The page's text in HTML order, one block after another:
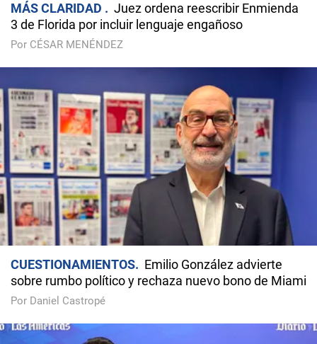
MÁS CLARIDAD
Juez ordena reescribir Enmienda
3 de Florida por incluir lenguaje engañoso
Por CÉSAR MENÉNDEZ
CUESTIONAMIENTOS
Emilio González advierte
sobre rumbo político y rechaza nuevo bono de Miami
Por Daniel Castropé